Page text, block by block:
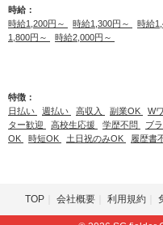
時給：
時給1,200円～
時給1,300円～ 時給
1,800円～
時給2,000円～
特徴：
日払い
週払い 高収入 副業OK W
ター歓迎
高校生応援 学歴不問 ブ
OK
時短OK 土日祝のみOK 履歴書
TOP 会社概要 利用規約